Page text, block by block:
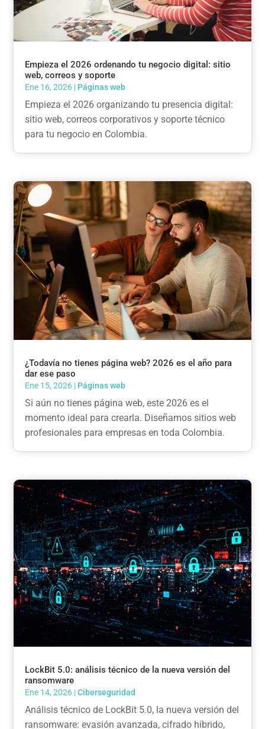
Empieza el 2026 ordenando tu negocio digital: sitio
web, correos y soporte
Ene 16, 2026 | Páginas web
Empieza el 2026 organizando tu presencia digital:
sitio web, correos corporativos y soporte técnico
para tu negocio en Colombia.
¿Todavía no tienes página web? 2026 es el año para
dar ese paso
Ene 15, 2026 | Páginas web
Si aún no tienes página web, este 2026 es el
momento ideal para crearla. Diseñamos sitios web
profesionales para empresas en toda Colombia.
LockBit 5.0: análisis técnico de la nueva versión del
ransomware
Ene 14, 2026 |Ciberseguridad
Análisis técnico de LockBit 5.0, la nueva versión del
ransomware: evasión avanzada, cifrado híbrido,